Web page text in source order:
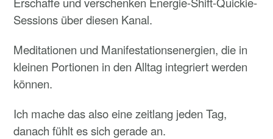
Sessions über diesen Kanal.
Meditationen und Manifestationsenergien, die in
kleinen Portionen in den Alltag integriert werden
können.
Ich mache das also eine zeitlang jeden Tag,
danach fühlt es sich gerade an.